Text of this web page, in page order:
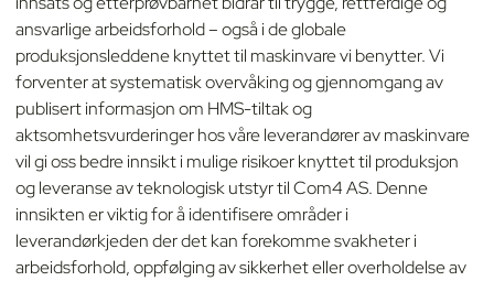
ansvarlige arbeidsforhold – også i de globale
produksjonsleddene knyttet til maskinvare vi benytter. Vi
forventer at systematisk overvåking og gjennomgang av
publisert informasjon om HMS-tiltak og
aktsomhetsvurderinger hos våre leverandører av maskinvare
vil gi oss bedre innsikt i mulige risikoer knyttet til produksjon
og leveranse av teknologisk utstyr til Com4 AS. Denne
innsikten er viktig for å identifisere områder i
leverandørkjeden der det kan forekomme svakheter i
arbeidsforhold, oppfølging av sikkerhet eller overholdelse av